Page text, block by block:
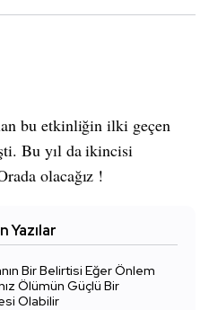
bu etkinliğin ilki geçen
Bu yıl da ikincisi
olacağız !
Yazılar
Bir Belirtisi Eğer Önlem
Ölümün Güçlü Bir
Olabilir